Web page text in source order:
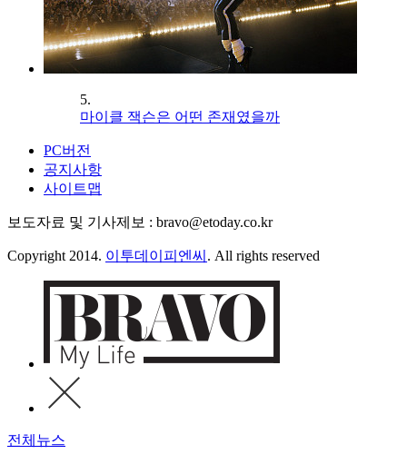
5.
마이클 잭슨은 어떤 존재였을까
PC버전
공지사항
사이트맵
보도자료 및 기사제보 : bravo@etoday.co.kr
Copyright 2014. 이투데이피엔씨 . All rights reserved
전체뉴스